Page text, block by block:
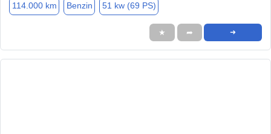
114.000 km Benzin 51 kw (69 PS)
★ ➦ ➜